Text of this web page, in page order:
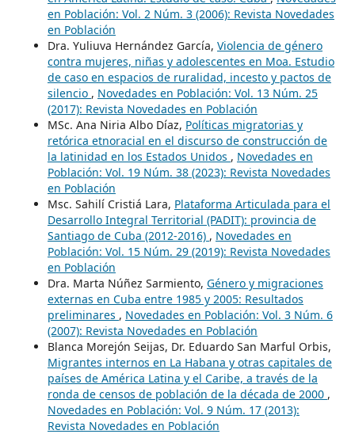
en Población: Vol. 2 Núm. 3 (2006): Revista Novedades
en Población
Dra. Yuliuva Hernández García, Violencia de género
contra mujeres, niñas y adolescentes en Moa. Estudio
de caso en espacios de ruralidad, incesto y pactos de
silencio , Novedades en Población: Vol. 13 Núm. 25
(2017): Revista Novedades en Población
MSc. Ana Niria Albo Díaz, Políticas migratorias y
retórica etnoracial en el discurso de construcción de
la latinidad en los Estados Unidos , Novedades en
Población: Vol. 19 Núm. 38 (2023): Revista Novedades
en Población
Msc. Sahilí Cristiá Lara, Plataforma Articulada para el
Desarrollo Integral Territorial (PADIT): provincia de
Santiago de Cuba (2012-2016) , Novedades en
Población: Vol. 15 Núm. 29 (2019): Revista Novedades
en Población
Dra. Marta Núñez Sarmiento, Género y migraciones
externas en Cuba entre 1985 y 2005: Resultados
preliminares , Novedades en Población: Vol. 3 Núm. 6
(2007): Revista Novedades en Población
Blanca Morejón Seijas, Dr. Eduardo San Marful Orbis,
Migrantes internos en La Habana y otras capitales de
países de América Latina y el Caribe, a través de la
ronda de censos de población de la década de 2000 ,
Novedades en Población: Vol. 9 Núm. 17 (2013):
Revista Novedades en Población